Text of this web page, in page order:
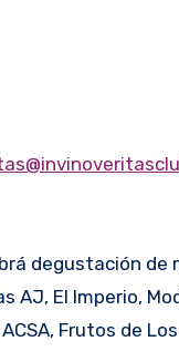
degustación
El Imperio,
Frutos de